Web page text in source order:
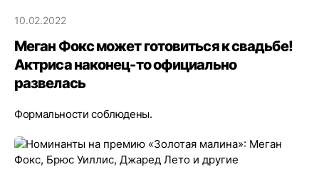
10.02.2022
Меган Фокс может готовиться к свадьбе!
Актриса наконец-то официально
развелась
Формальности соблюдены.